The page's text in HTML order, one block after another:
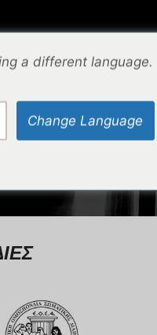
ΜΑΣ
a different language.
Change Language